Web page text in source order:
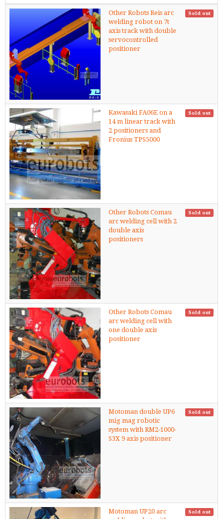
Other Robots Reis arc
welding robot on 7t
axis track with double
servocontrolled
positioner
Sold out
Kawasaki FA06E on a
14 m linear track with
2 positioners and
Fronius TPS5000
Sold out
Other Robots Comau
arc welding cell with 2
double axis
positioners
Sold out
Other Robots Comau
arc welding cell with
one double axis
positioner
Sold out
Motoman double UP6
mig mag robotic
system with RM2-1000-
S3X 9 axis positioner
Sold out
Motoman UP20 arc
Sold out